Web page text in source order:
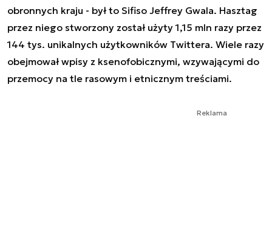
obronnych kraju - był to Sifiso Jeffrey Gwala. Hasztag
przez niego stworzony został użyty 1,15 mln razy przez
144 tys. unikalnych użytkowników Twittera. Wiele razy
obejmował wpisy z ksenofobicznymi, wzywającymi do
przemocy na tle rasowym i etnicznym treściami.
Reklama